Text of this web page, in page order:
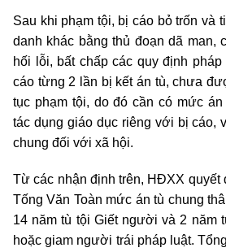
Sau khi phạm tội, bị cáo bỏ trốn và
danh khác bằng thủ đoạn dã man,
hối lỗi, bất chấp các quy định
cáo từng 2 lần bị kết án tù, chưa
tục phạm tội, do đó cần có mức án
tác dụng giáo dục riêng với bị cáo,
chung đối với xã hội.
Từ các nhận định trên, HĐXX quyết
Tống Văn Toàn mức án tù chung
14 năm tù tội Giết người và 2 năm
hoặc giam người trái pháp luật.